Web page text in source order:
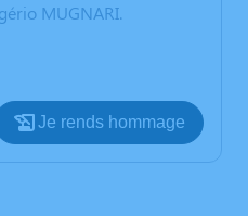
MUGNARI.
Je rends hommage